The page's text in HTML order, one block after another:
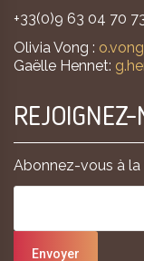
+33(0)9 63 04 70
Olivia Vong :
Gaëlle Hennet:
REJOIGNEZ-
Abonnez-vous à la